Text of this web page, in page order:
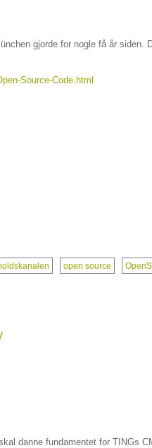
gjorde for nogle få år siden.
Source-Code.html
open source
danne fundamentet for TINGs